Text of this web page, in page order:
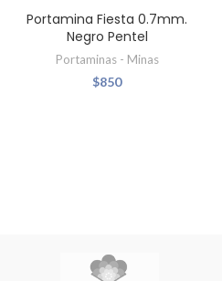
Portamina Fiesta 0.7mm.
Negro Pentel
Portaminas - Minas
$850